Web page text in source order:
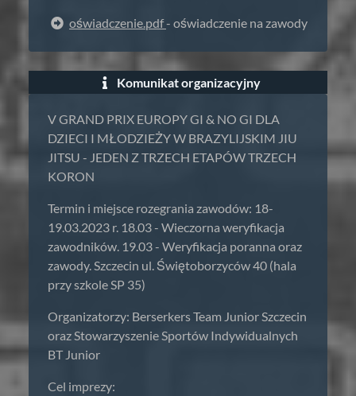
oświadczenie.pdf- oświadczenie na zawody
Komunikat organizacyjny
V GRAND PRIX EUROPY GI & NO GI DLA
DZIECI I MŁODZIEŻY W BRAZYLIJSKIM JIU
JITSU - JEDEN Z TRZECH ETAPÓW TRZECH
KORON
Termin i miejsce rozegrania zawodów: 18-
19.03.2023 r. 18.03 - Wieczorna weryfikacja
zawodników. 19.03 - Weryfikacja poranna oraz
zawody. Szczecin ul. Świętoborzyców 40 (hala
przy szkole SP 35)
Organizatorzy: Berserkers Team Junior Szczecin
oraz Stowarzyszenie Sportów Indywidualnych
BT Junior
Cel imprezy: